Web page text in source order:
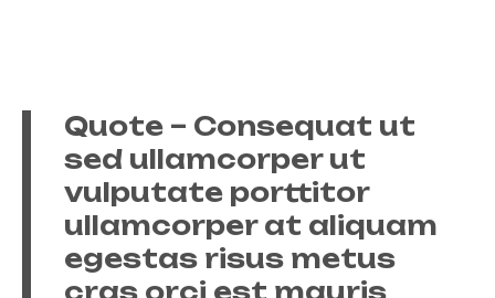
Quote – Consequat ut
sed ullamcorper ut
vulputate porttitor
ullamcorper at aliquam
egestas risus metus